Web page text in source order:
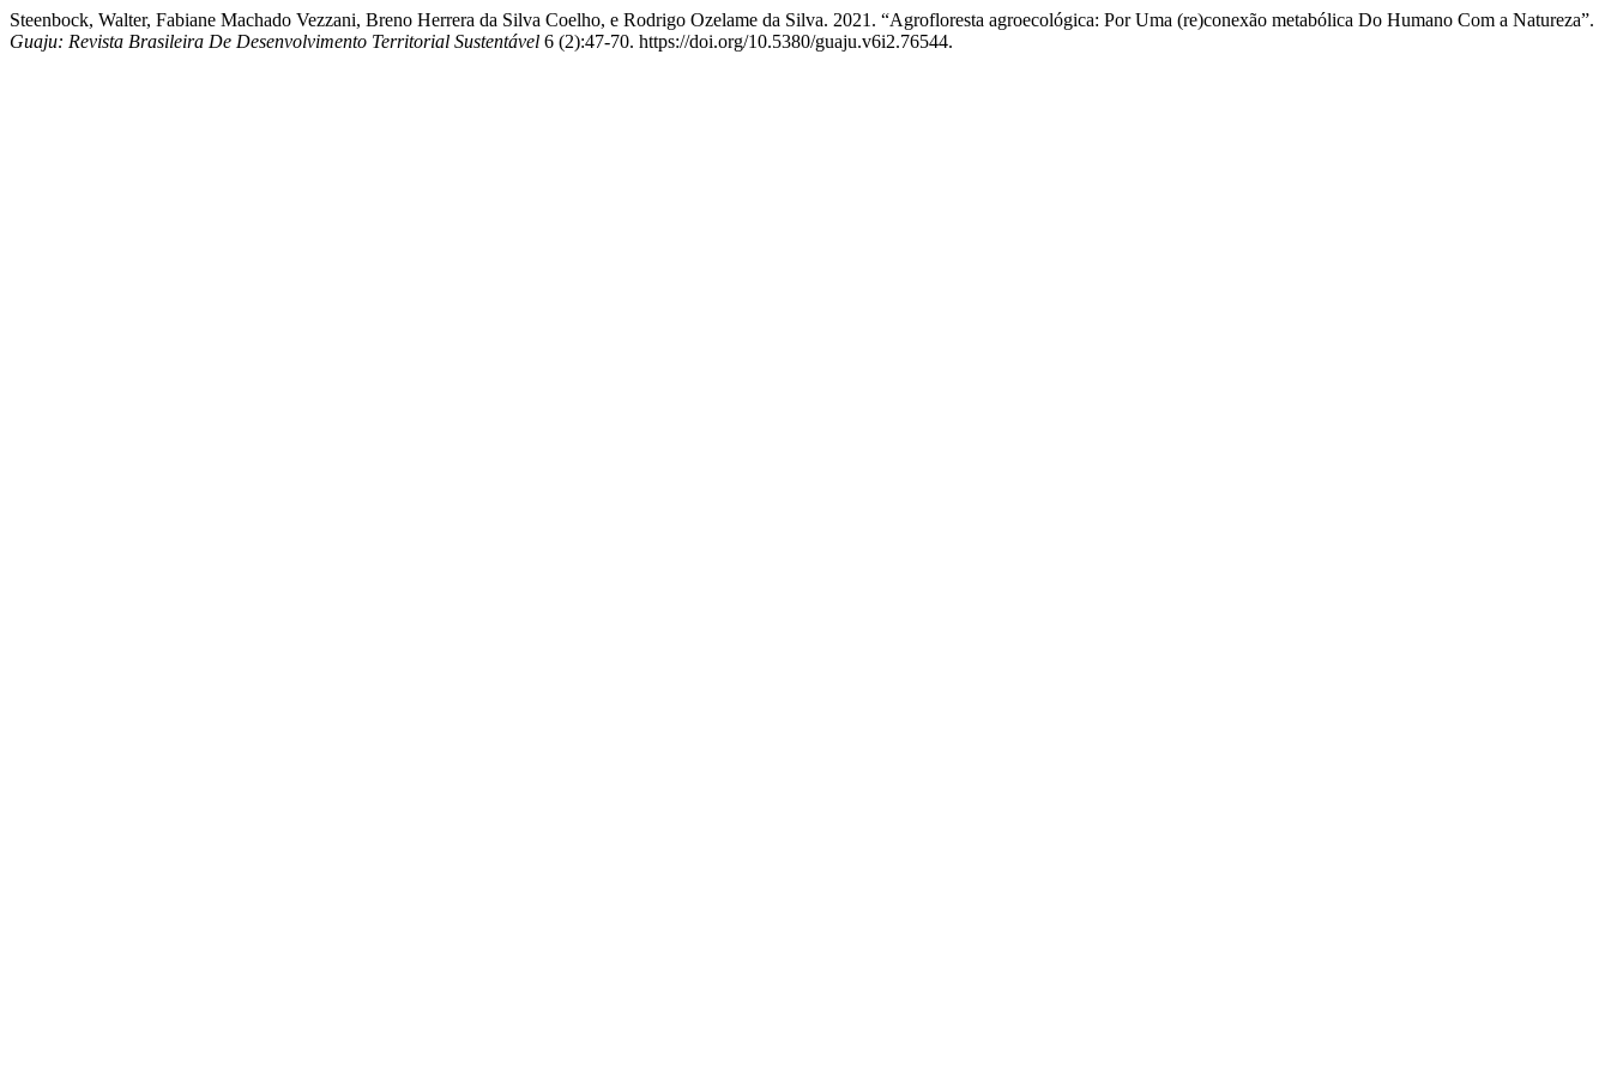
Steenbock, Walter, Fabiane Machado Vezzani, Breno Herrera da Silva Coelho, e Rodrigo Ozelame da Silva. 2021. “Agrofloresta agroecológica: Por Uma (re)conexão metabólica Do Humano Com a Natureza”.
Guaju: Revista Brasileira De Desenvolvimento Territorial Sustentável 6 (2):47-70. https://doi.org/10.5380/guaju.v6i2.76544.